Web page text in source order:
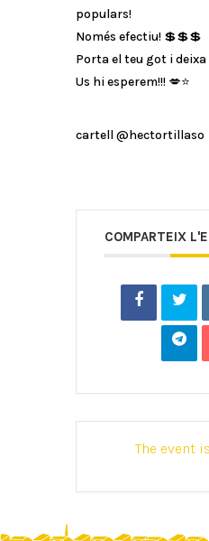
populars!
Només efectiu! 💲💲💲
Porta el teu got i
Us hi esperem!!! 💋⭐
cartell @hectortillaso
COMPARTEIX
The event